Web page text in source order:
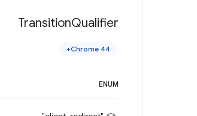
TransitionQualifier
Chrome 44+
ENUM